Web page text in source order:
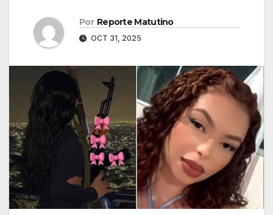
Por Reporte Matutino
OCT 31, 2025